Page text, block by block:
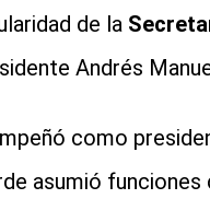
de la
Andrés
como
asumió